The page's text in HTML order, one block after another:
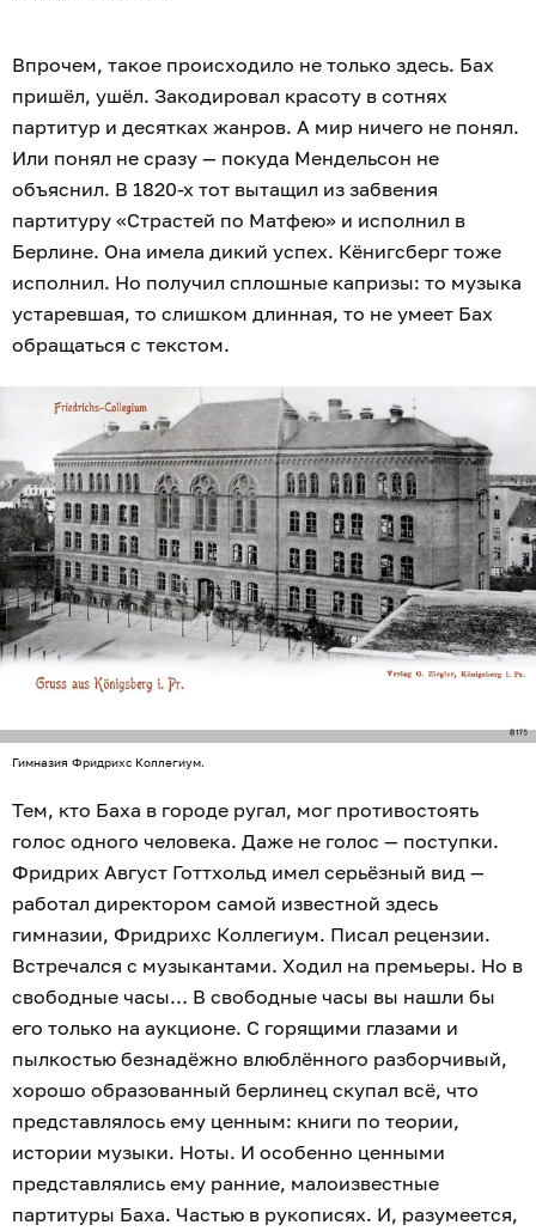
Впрочем, такое происходило не только здесь. Бах
пришёл, ушёл. Закодировал красоту в сотнях
партитур и десятках жанров. А мир ничего не понял.
Или понял не сразу — покуда Мендельсон не
объяснил. В 1820-х тот вытащил из забвения
партитуру «Страстей по Матфею» и исполнил в
Берлине. Она имела дикий успех. Кёнигсберг тоже
исполнил. Но получил сплошные капризы: то музыка
устаревшая, то слишком длинная, то не умеет Бах
обращаться с текстом.
Гимназия Фридрихс Коллегиум.
Тем, кто Баха в городе ругал, мог противостоять
голос одного человека. Даже не голос — поступки.
Фридрих Август Готтхольд имел серьёзный вид —
работал директором самой известной здесь
гимназии, Фридрихс Коллегиум. Писал рецензии.
Встречался с музыкантами. Ходил на премьеры. Но в
свободные часы… В свободные часы вы нашли бы
его только на аукционе. С горящими глазами и
пылкостью безнадёжно влюблённого разборчивый,
хорошо образованный берлинец скупал всё, что
представлялось ему ценным: книги по теории,
истории музыки. Ноты. И особенно ценными
представлялись ему ранние, малоизвестные
партитуры Баха. Частью в рукописях. И, разумеется,